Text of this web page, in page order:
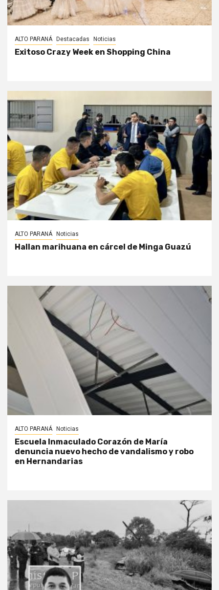
ALTO PARANÁ Destacadas Noticias
Exitoso Crazy Week en Shopping China
ALTO PARANÁ Noticias
Hallan marihuana en cárcel de Minga Guazú
ALTO PARANÁ Noticias
Escuela Inmaculado Corazón de María
denuncia nuevo hecho de vandalismo y robo
en Hernandarias